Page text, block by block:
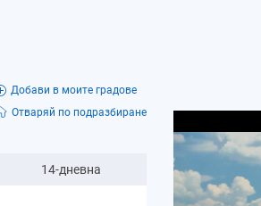
Добави в моите градове
Отваряй по подразбиране
14-дневна